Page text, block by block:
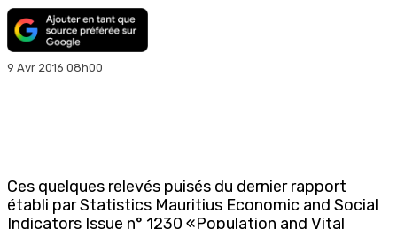
9 Avr 2016 08h00
Ces quelques relevés puisés du dernier rapport
établi par Statistics Mauritius Economic and Social
Indicators Issue n° 1230 «Population and Vital